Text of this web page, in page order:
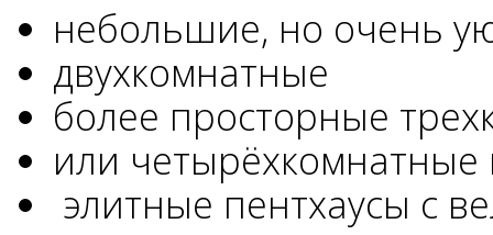
небольшие, но очень
двухкомнатные
более просторные
или четырёхкомнатные
элитные пентхаусы с